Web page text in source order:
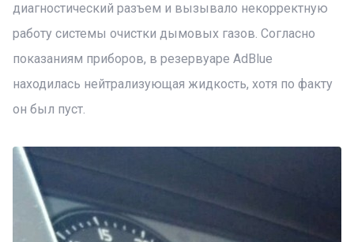
диагностический разъем и вызывало некорректную
работу системы очистки дымовых газов. Согласно
показаниям приборов, в резервуаре AdBlue
находилась нейтрализующая жидкость, хотя по факту
он был пуст.